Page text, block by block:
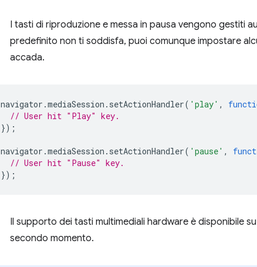
I tasti di riproduzione e messa in pausa vengono gestiti
predefinito non ti soddisfa, puoi comunque impostare
accada.
navigator .mediaSession . setActionHandler( 'play' ,
// User hit "Play" key.
});
navigator .mediaSession . setActionHandler( 'pause' ,
// User hit "Pause" key.
});
Il supporto dei tasti multimediali hardware è disponibile
secondo momento.